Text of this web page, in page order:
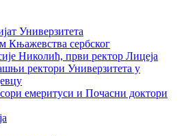
Универзитета
Књажевства сербског
Николић, први ректор Лицеја
ректори Универзитета у
емеритуси и Почасни доктори